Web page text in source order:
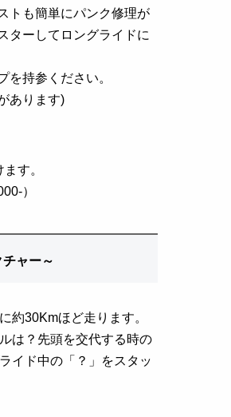
トも簡単にパンク修理が
ターしてロングライドに
を持参ください。
あります)
す。
）
ャー～
約30Kmほど走ります。
は？先頭を交代する時の
イド中の「？」をスタッ